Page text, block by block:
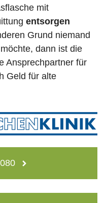
mit
entsorgen
Grund niemand
dann ist die
Ansprechpartner für
Geld für alte